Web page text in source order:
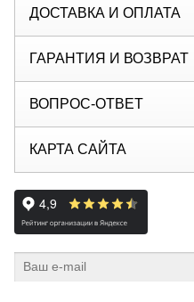
ДОСТАВКА И ОПЛАТА
ГАРАНТИЯ И ВОЗВРАТ
ВОПРОС-ОТВЕТ
КАРТА САЙТА